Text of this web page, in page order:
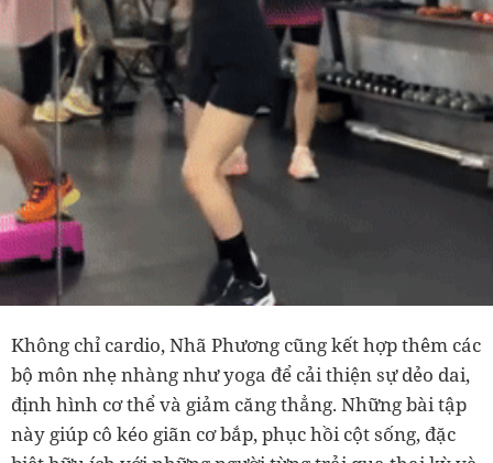
Không chỉ cardio, Nhã Phương cũng kết hợp thêm các
bộ môn nhẹ nhàng như yoga để cải thiện sự dẻo dai,
định hình cơ thể và giảm căng thẳng. Những bài tập
này giúp cô kéo giãn cơ bắp, phục hồi cột sống, đặc